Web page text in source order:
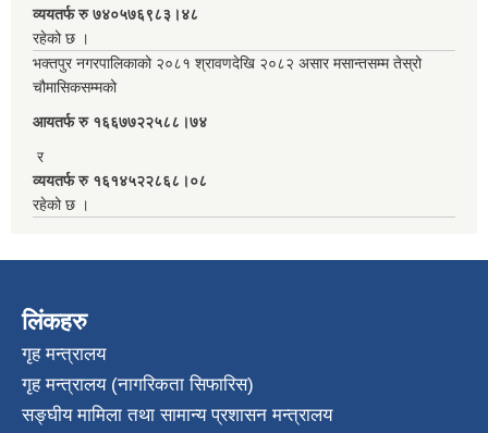
व्ययतर्फ रु ७४०५७६९८३।४८
रहेको छ ।
भक्तपुर नगरपालिकाको २०८१ श्रावणदेखि २०८२ असार मसान्तसम्म तेस्रो
चौमासिकसम्मको
आयतर्फ रु‌ १६६७७२२५८८।७४
र
व्ययतर्फ रु १६१४५२२८६८।०८
रहेको छ ।
लिंकहरु
गृह मन्त्रालय
गृह मन्त्रालय (नागरिकता सिफारिस)
सङ्घीय मामिला तथा सामान्य प्रशासन मन्त्रालय